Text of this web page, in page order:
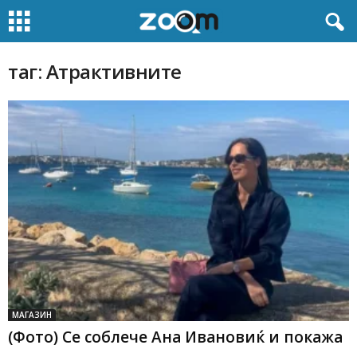
таг: Атрактивните
МАГАЗИН
(Фото) Се соблече Ана Ивановиќ и покажа